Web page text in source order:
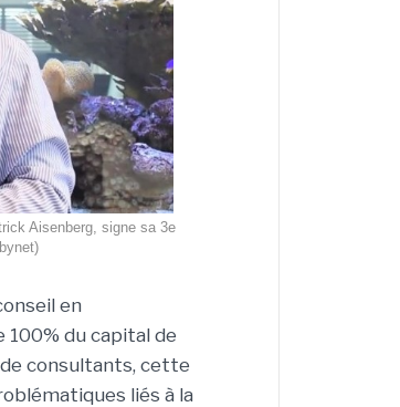
Aisenberg, signe sa 3e
en
100% du capital de
consultants, cette
liés à la